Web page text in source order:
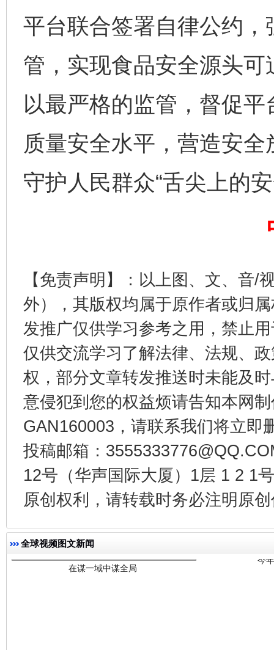
平台联合签署自律公约
管，实现食品安全源头
以最严格的监管，督促
质量安全水平，营造安
守护人民群众“舌尖上的
【免责声明】：以上图、文、音/
外），其版权均属于原作者或归
发推广仅供学习参考之用，禁止
仅供交流学习了解法律、法规、
权，部分文章转发推送时未能及
意侵犯到您的权益烦请告知本网
GAN160003，请联系我们将立即
投稿邮箱：
12号（华声国际大厦）1层 1 2 1
原创权利，请转载时务必注明原
全球视频图文新闻
这是一记警钟！ 谢
在谋一域中谋全局
今